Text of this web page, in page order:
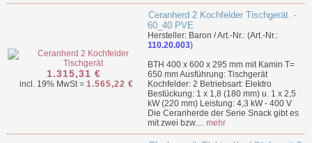
1.315,31 €
incl. 19% MwSt = 1.565,22 €
Ceranherd 2 Kochfelder Tischgerät. -
60_40 PVE
Hersteller: Baron / Art.-Nr.: (Art.-Nr.:
110.20.003)
BTH 400 x 600 x 295 mm mit Kamin T=
650 mm Ausführung: Tischgerät
Kochfelder: 2 Betriebsart: Elektro
Bestückung: 1 x 1,8 (180 mm) u. 1 x 2,5
kW (220 mm) Leistung: 4,3 kW - 400 V
Die Ceranherde der Serie Snack gibt es
mit zwei bzw.... mehr